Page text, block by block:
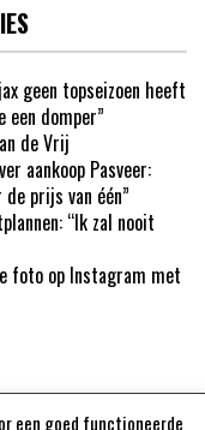
geen topseizoen heeft
een domper”
de Vrij
aankoop Pasveer:
prijs van één”
“Ik zal nooit
foto op Instagram met
een goed functioneerde